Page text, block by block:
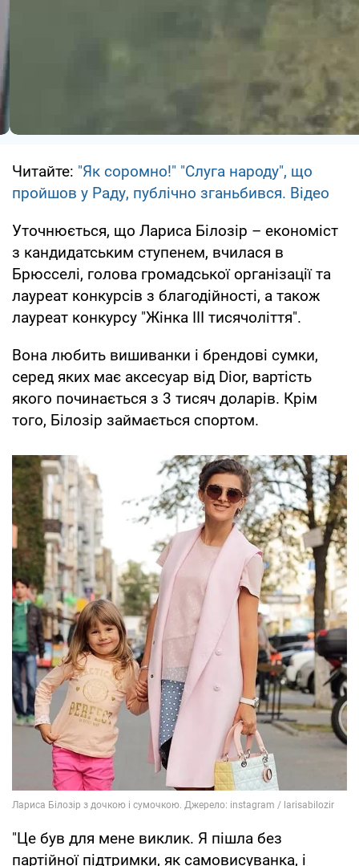
Читайте: "Як соромно!" "Слуга народу", що
пройшов у Раду, публічно зганьбився. Відео
Уточнюється, що Лариса Білозір – економіст
з кандидатським ступенем, вчилася в
Брюсселі, голова громадської організації та
лауреат конкурсів з благодійності, а також
лауреат конкурсу "Жінка III тисячоліття".
Вона любить вишиванки і брендові сумки,
серед яких має аксесуар від Dior, вартість
якого починається з 3 тисяч доларів. Крім
того, Білозір займається спортом.
"Це був для мене виклик. Я пішла без
партійної підтримки, як самовисуванка, і